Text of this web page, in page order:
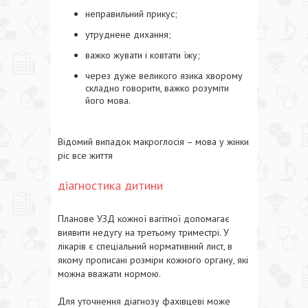
неправильний прикус;
утруднене дихання;
важко жувати і ковтати їжу;
через дуже великого язика хворому
складно говорити, важко розуміти
його мова.
Відомий випадок макроглосія – мова у жінки
ріс все життя
діагностика дитини
Планове УЗД кожної вагітної допомагає
виявити недугу на третьому триместрі. У
лікарів є спеціальний нормативний лист, в
якому прописані розміри кожного органу, які
можна вважати нормою.
Для уточнення діагнозу фахівцеві може